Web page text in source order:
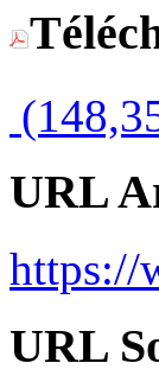
URL
https://
URL